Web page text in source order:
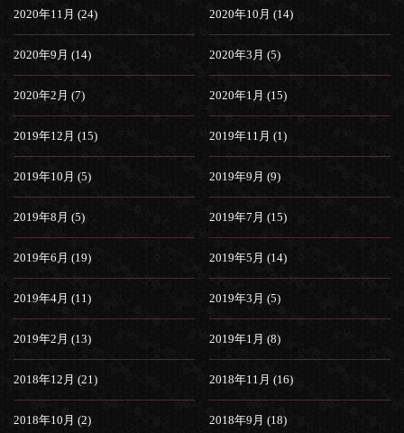
2020年11月 (24) 2020年10月 (14)
2020年9月 (14) 2020年3月 (5)
2020年2月 (7) 2020年1月 (15)
2019年12月 (15) 2019年11月 (1)
2019年10月 (5) 2019年9月 (9)
2019年8月 (5) 2019年7月 (15)
2019年6月 (19) 2019年5月 (14)
2019年4月 (11) 2019年3月 (5)
2019年2月 (13) 2019年1月 (8)
2018年12月 (21) 2018年11月 (16)
2018年10月 (2) 2018年9月 (18)